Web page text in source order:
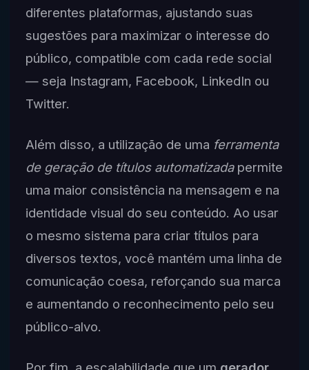
diferentes plataformas, ajustando suas
sugestões para maximizar o interesse do
público, compatible com cada rede social
— seja Instagram, Facebook, LinkedIn ou
Twitter.
Além disso, a utilização de uma ferramenta
de geração de títulos automatizadapermite
uma maior consistência na mensagem e na
identidade visual do seu conteúdo. Ao usar
o mesmo sistema para criar títulos para
diversos textos, você mantém uma linha de
comunicação coesa, reforçando sua marca
e aumentando o reconhecimento pelo seu
público-alvo.